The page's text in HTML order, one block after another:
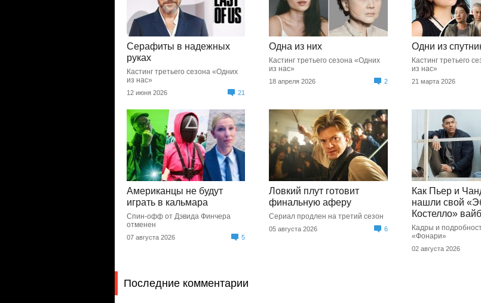
Серафиты в надежных
руках
Кастинг третьего сезона «Одних
из нас»
12 июня 2026 21
Одна из них
Кастинг третьего сезона «Одних
из нас»
18 апреля 2026 2
Одни из
Кастинг третьего
из нас»
21 марта 2026
Американцы не будут
играть в кальмара
Спин-офф от Дэвида Финчера
отменен
07 августа 2026 5
Ловкий плут готовит
финальную аферу
Сериал продлен на третий сезон
05 августа 2026 6
Как Пьер и
нашли свой
Костелло» вайб
Кадры и
«Фонари»
02 августа 2026
Последние комментарии